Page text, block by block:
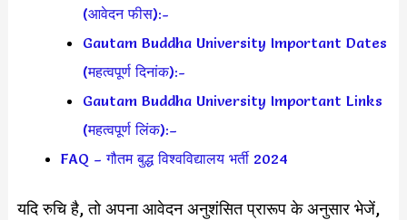
(आवेदन फीस):-
Gautam Buddha University Important Dates
(महत्वपूर्ण दिनांक):-
Gautam Buddha University Important Links
(महत्वपूर्ण लिंक):–
FAQ – गौतम बुद्ध विश्वविद्यालय भर्ती 2024
यदि रुचि है, तो अपना आवेदन अनुशंसित प्रारूप के अनुसार भेजें,